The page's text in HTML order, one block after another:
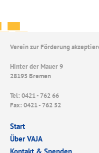
Verein zur Förderung
Hinter der Mauer 9
28195 Bremen
Tel: 0421 - 762 66
Fax: 0421 - 762 52
Start
Über VAJA